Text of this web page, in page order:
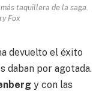
taquillera de la saga.
Fox
devuelto el éxito
daban por agotada.
y con las